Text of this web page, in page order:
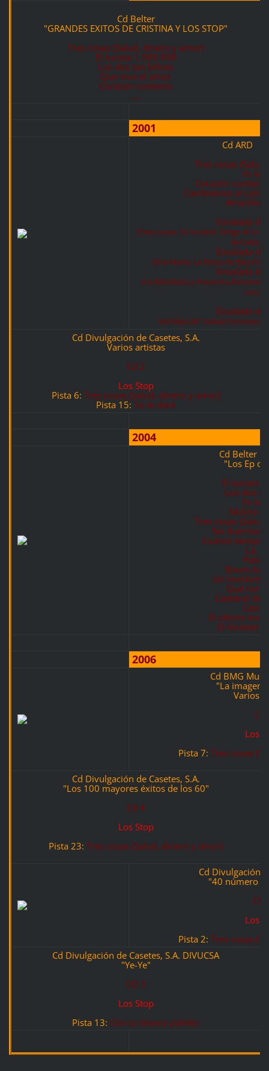
Cd Belter
"GRANDES EXITOS DE CRISTINA Y LOS STOP"
Tres cosas (Salud, dinero y amor)
El turista 1.999.999
Los dos tan felices
Que viva el amor
Corazón contento
....
2001
Cd ARD
Tres cosas
Yo te
Corazón
Cambiemos el
Amarillo
Ensalada
(Tres cosas, Yo te daré, Tengo el
del cielo,
Ensalada
(Eva María, La fiesta de
Ensalada
(La felicidad,La
Ensalada
(Achilipú,Mª
Cd Divulgación de Casetes, S.A.
Varios artistas
Cd 2
Los Stop
Pista 6: Tres cosas (Salud, dinero y amor)
Pista 15:Yo te daré
2004
Cd Belter
"Los Ep
El turista
Los dos
Yo te
Molino
Tres cosas
No duermas
Cuánto tiempo
La,
Pata
Boum
Un hombre
Qué
Catedral de
Casi
El último tren
El forastero
2006
Cd BMG
"La imagen
Varios
Los
Pista 7: Tres cosas
Cd Divulgación de Casetes, S.A.
"Los 100 mayores éxitos de los 60"
Cd 4
Los Stop
Pista 23:Tres cosas (Salud, dinero y amor)
Cd Divulgación
"40 número 1
CD
Los
Pista 2: Tres cosas
Cd Divulgación de Casetes, S.A. DIVUCSA
"Ye-Ye"
CD 3
Los Stop
Pista 13: Con su blanca palidez